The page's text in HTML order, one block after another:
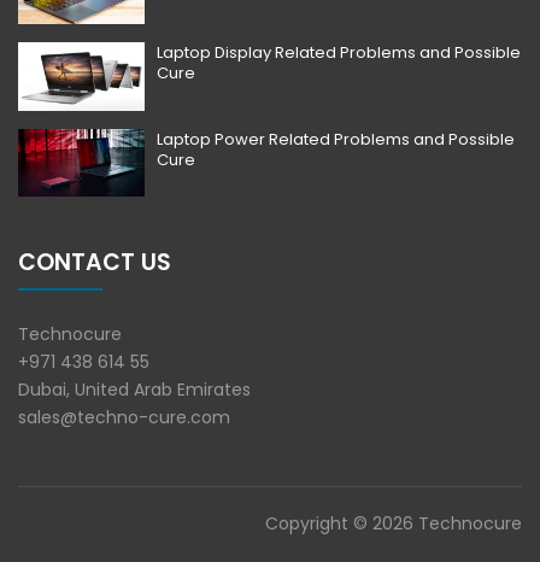
Laptop Display Related Problems and Possible
Cure
Laptop Power Related Problems and Possible
Cure
CONTACT US
Technocure
+971 438 614 55
Dubai, United Arab Emirates
sales@techno-cure.com
Copyright © 2026 Technocure